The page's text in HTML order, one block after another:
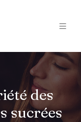
des
sucrées